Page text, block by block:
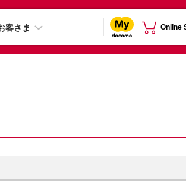
客さま Online